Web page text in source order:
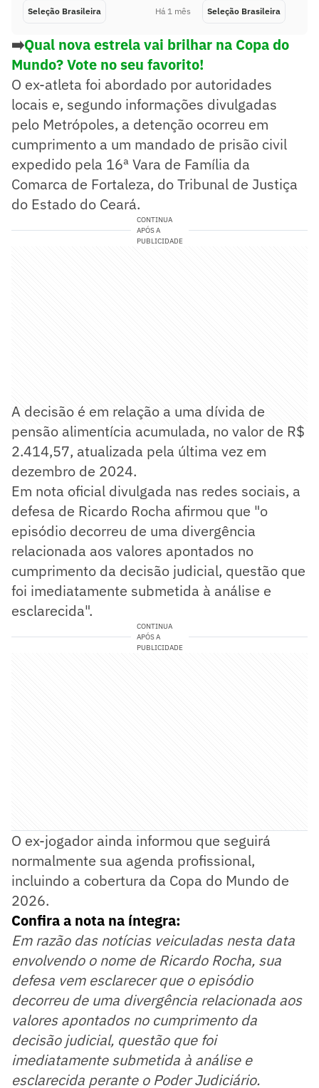
Seleção Brasileira Há 1 mês Seleção Brasileira
➡️Qual nova estrela vai brilhar na Copa do
Mundo? Vote no seu favorito!
O ex-atleta foi abordado por autoridades
locais e, segundo informações divulgadas
pelo Metrópoles, a detenção ocorreu em
cumprimento a um mandado de prisão civil
expedido pela 16ª Vara de Família da
Comarca de Fortaleza, do Tribunal de Justiça
do Estado do Ceará.
CONTINUA
APÓS A
PUBLICIDADE
A decisão é em relação a uma dívida de
pensão alimentícia acumulada, no valor de R$
2.414,57, atualizada pela última vez em
dezembro de 2024.
Em nota oficial divulgada nas redes sociais, a
defesa de Ricardo Rocha afirmou que "o
episódio decorreu de uma divergência
relacionada aos valores apontados no
cumprimento da decisão judicial, questão que
foi imediatamente submetida à análise e
esclarecida".
CONTINUA
APÓS A
PUBLICIDADE
O ex-jogador ainda informou que seguirá
normalmente sua agenda profissional,
incluindo a cobertura da Copa do Mundo de
2026.
Confira a nota na íntegra:
Em razão das notícias veiculadas nesta data
envolvendo o nome de Ricardo Rocha, sua
defesa vem esclarecer que o episódio
decorreu de uma divergência relacionada aos
valores apontados no cumprimento da
decisão judicial, questão que foi
imediatamente submetida à análise e
esclarecida perante o Poder Judiciário.